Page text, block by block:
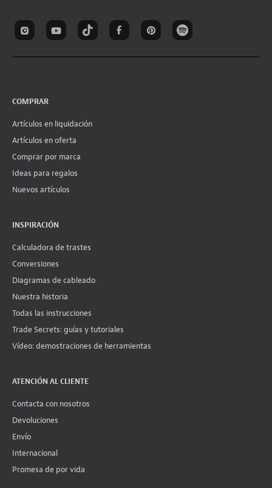
COMPRAR
Artículos en liquidación
Artículos en oferta
Comprar por marca
Ideas para regalos
Nuevos artículos
INSPIRACIÓN
Calculadora de trastes
Conversiones
Diagramas de cableado
Nuestra historia
Todas las instrucciones
Trade Secrets: guías y tutoriales
Vídeo: demostraciones de herramientas
ATENCIÓN AL CLIENTE
Contacta con nosotros
Devoluciones
Envío
Internacional
Promesa de por vida